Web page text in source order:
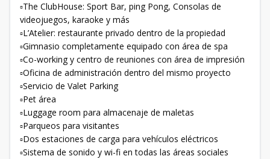
▫️The ClubHouse: Sport Bar, ping Pong, Consolas de
videojuegos, karaoke y más
▫️L’Atelier: restaurante privado dentro de la propiedad
▫️Gimnasio completamente equipado con área de spa
▫️Co-working y centro de reuniones con área de impresión
▫️Oficina de administración dentro del mismo proyecto
▫️Servicio de Valet Parking
▫️Pet área
▫️Luggage room para almacenaje de maletas
▫️Parqueos para visitantes
▫️Dos estaciones de carga para vehículos eléctricos
▫️Sistema de sonido y wi-fi en todas las áreas sociales